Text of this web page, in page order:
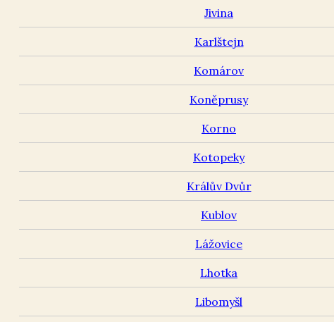
Jivina
Karlštejn
Komárov
Koněprusy
Korno
Kotopeky
Králův Dvůr
Kublov
Lážovice
Lhotka
Libomyšl